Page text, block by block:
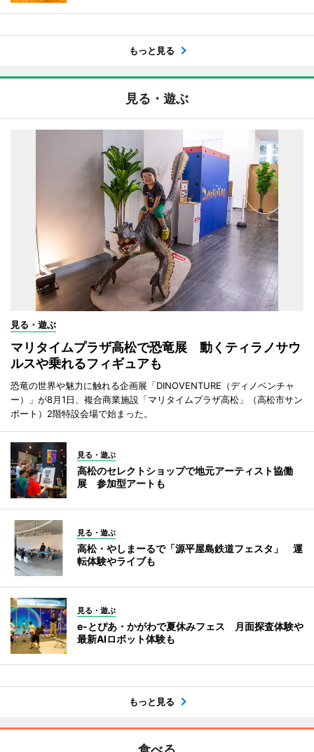
もっと見る
見る・遊ぶ
見る・遊ぶ
マリタイムプラザ高松で恐竜展 動くティラノサウ
ルスや乗れるフィギュアも
恐竜の世界や魅力に触れる企画展「DINOVENTURE（ディノベンチャ
ー）」が8月1日、複合商業施設「マリタイムプラザ高松」（高松市サン
ポート）2階特設会場で始まった。
見る・遊ぶ
高松のセレクトショップで地元アーティスト協働
展 参加型アートも
見る・遊ぶ
高松・やしまーるで「源平屋島鉄道フェスタ」 運
転体験やライブも
見る・遊ぶ
e-とぴあ・かがわで夏休みフェス 月面探査体験や
最新AIロボット体験も
もっと見る